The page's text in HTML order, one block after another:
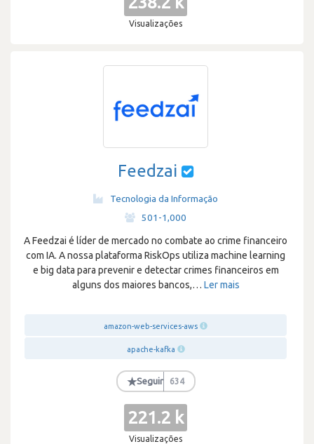
Visualizações
Feedzai
Tecnologia da Informação
501-1,000
A Feedzai é líder de mercado no combate ao crime financeiro
com IA. A nossa plataforma RiskOps utiliza machine learning
e big data para prevenir e detectar crimes financeiros em
alguns dos maiores bancos,… Ler mais
amazon-web-services-aws
apache-kafka
★Seguir 634
221.2 k
Visualizações